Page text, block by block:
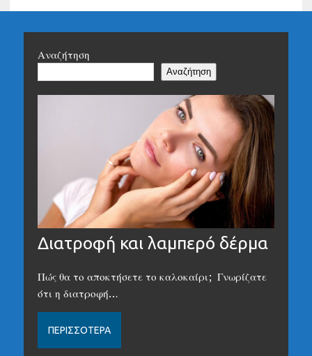
Αναζήτηση
Αναζήτηση
Διατροφή και λαμπερό δέρμα
Πώς θα το αποκτήσετε το καλοκαίρι; Γνωρίζατε
ότι η διατροφή…
ΠΕΡΙΣΣΌΤΕΡΑ